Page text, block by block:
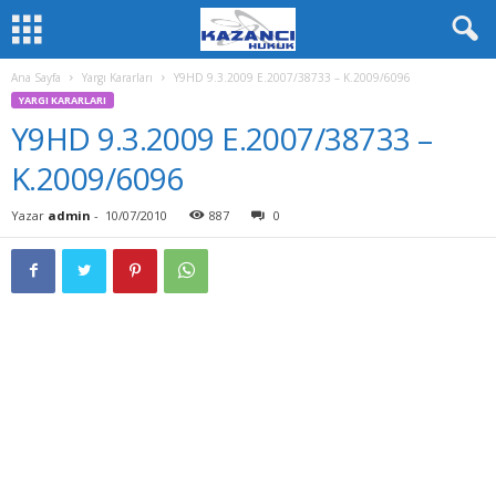
Ana Sayfa Yargı Kararları Y9HD 9.3.2009 E.2007/38733 – K.2009/6096
YARGI KARARLARI
Y9HD 9.3.2009 E.2007/38733 –
K.2009/6096
Yazar admin - 10/07/2010 887 0